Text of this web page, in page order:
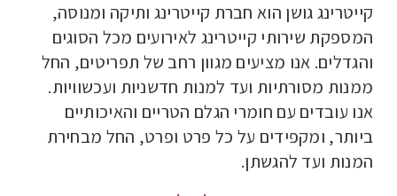
קייטרינג גושן הוא חברת קייטרינג ותיקה ומנוסה,
המספקת שירותי קייטרינג לאירועים מכל הסוגים
והגדלים. אנו מציעים מגוון רחב של תפריטים, החל
ממנות מסורתיות ועד למנות חדשניות ועכשוויות.
אנו עובדים עם חומרי הגלם הטריים והאיכותיים
ביותר, ומקפידים על כל פרט ופרט, החל מבחירת
המנות ועד להגשתן.